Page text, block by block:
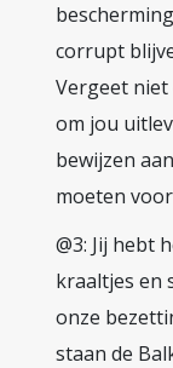
corrupt
Vergeet
om jou
bewijzen
moeten
@3: Jij hebt
kraaltjes en
onze
staan de